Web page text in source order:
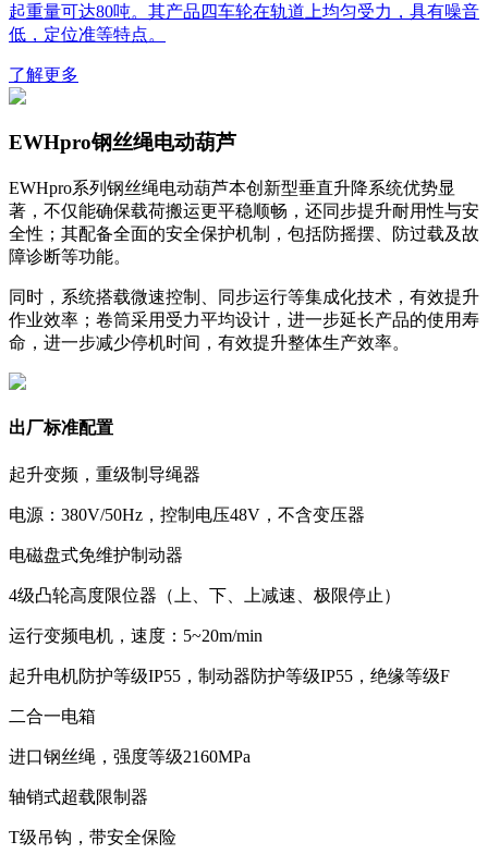
起重量可达80吨。其产品四车轮在轨道上均匀受力，具有噪音
低，定位准等特点。
了解更多
EWHpro钢丝绳电动葫芦
EWHpro系列钢丝绳电动葫芦本创新型垂直升降系统优势显
著，不仅能确保载荷搬运更平稳顺畅，还同步提升耐用性与安
全性；其配备全面的安全保护机制，包括防摇摆、防过载及故
障诊断等功能。
同时，系统搭载微速控制、同步运行等集成化技术，有效提升
作业效率；卷筒采用受力平均设计，进一步延长产品的使用寿
命，进一步减少停机时间，有效提升整体生产效率。
出厂标准配置
起升变频，重级制导绳器
电源：380V/50Hz，控制电压48V，不含变压器
电磁盘式免维护制动器
4级凸轮高度限位器（上、下、上减速、极限停止）
运行变频电机，速度：5~20m/min
起升电机防护等级IP55，制动器防护等级IP55，绝缘等级F
二合一电箱
进口钢丝绳，强度等级2160MPa
轴销式超载限制器
T级吊钩，带安全保险